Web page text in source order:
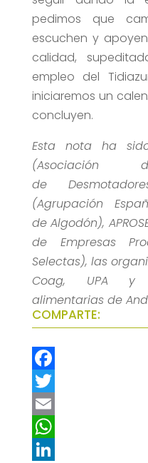
pedimos que
escuchen y
calidad,
empleo del
iniciaremos un
concluyen.
Esta nota ha
(Asociación
de
(Agrupación
de Algodón),
de Empresas
Selectas), las
Coag, UPA y
alimentarias de
COMPARTE:
F
a
c
e
T
w
E
m
W